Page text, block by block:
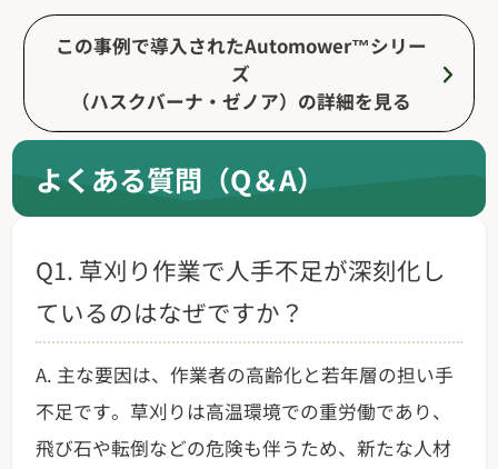
この事例で導入されたAutomower™シリー
ズ
（ハスクバーナ・ゼノア）の詳細を見る
よくある質問（Q＆A）
Q1. 草刈り作業で人手不足が深刻化し
ているのはなぜですか？
A. 主な要因は、作業者の高齢化と若年層の担い手
不足です。草刈りは高温環境での重労働であり、
飛び石や転倒などの危険も伴うため、新たな人材